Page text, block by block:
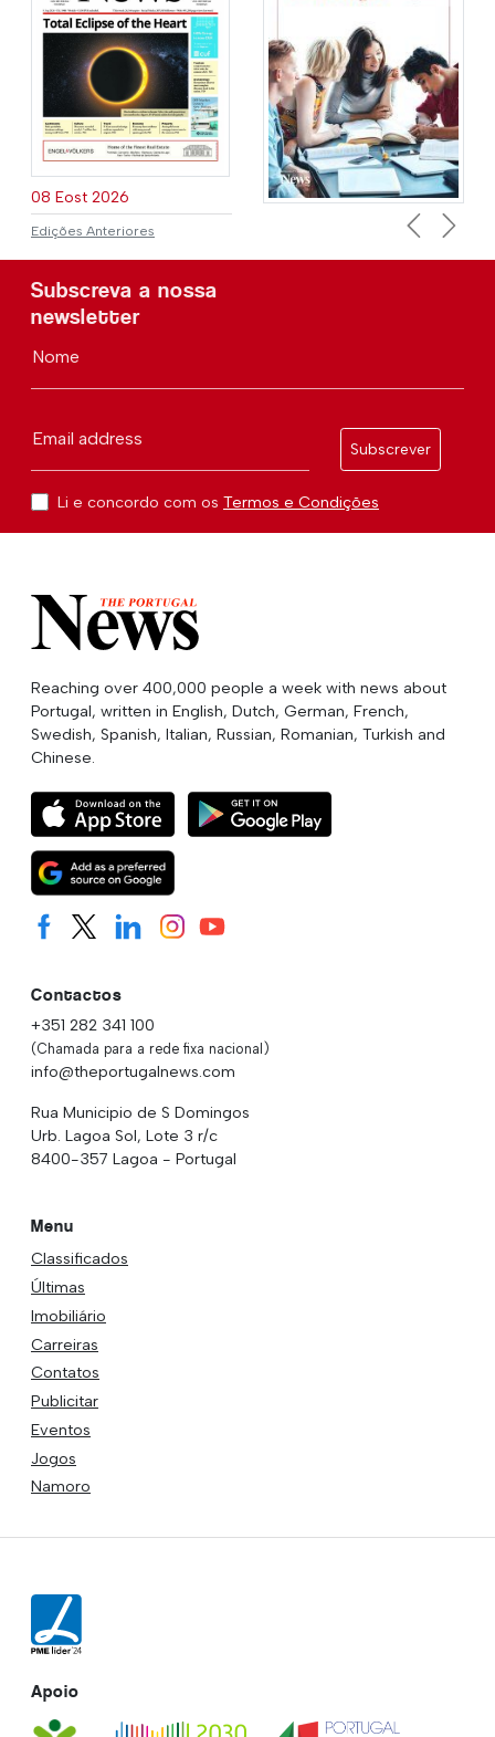
08 Eost 2026
Edições Anteriores Previous
Next
Subscreva a nossa
newsletter
Nome
Email address
Subscrever
Li e concordo com os Termos e Condições
Reaching over 400,000 people a week with news about
Portugal, written in English, Dutch, German, French,
Swedish, Spanish, Italian, Russian, Romanian, Turkish and
Chinese.
Contactos
+351 282 341 100
(Chamada para a rede fixa nacional)
info@theportugalnews.com
Rua Municipio de S Domingos
Urb. Lagoa Sol, Lote 3 r/c
8400-357 Lagoa - Portugal
Menu
Classificados
Últimas
Imobiliário
Carreiras
Contatos
Publicitar
Eventos
Jogos
Namoro
Apoio